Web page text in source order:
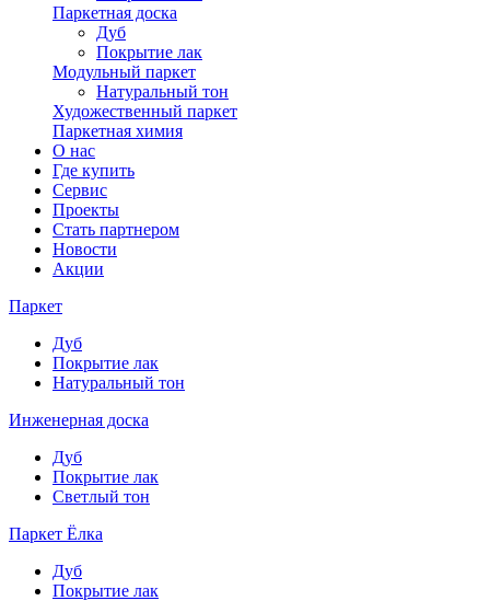
Паркетная доска
Дуб
Покрытие лак
Модульный паркет
Натуральный тон
Художественный паркет
Паркетная химия
О нас
Где купить
Сервис
Проекты
Стать партнером
Новости
Акции
Паркет
Дуб
Покрытие лак
Натуральный тон
Инженерная доска
Дуб
Покрытие лак
Светлый тон
Паркет Ёлка
Дуб
Покрытие лак